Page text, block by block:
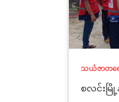
သယံဇာတရေ
စလင်းမ